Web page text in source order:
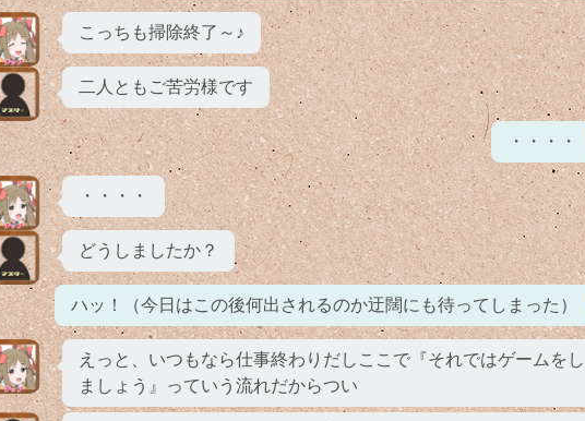
こっちも掃除終了～♪
二人ともご苦労様です
・・・・
・・・・
どうしましたか？
ハッ！（今日はこの後何出されるのか迂闊にも待ってしまった）
えっと、いつもなら仕事終わりだしここで『それではゲームをし
ましょう』っていう流れだからつい